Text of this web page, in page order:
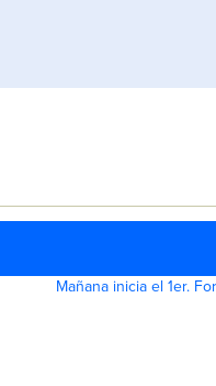
Mañana inicia el 1er.